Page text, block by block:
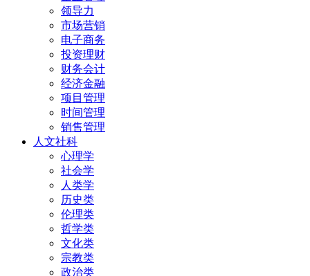
领导力
市场营销
电子商务
投资理财
财务会计
经济金融
项目管理
时间管理
销售管理
人文社科
心理学
社会学
人类学
历史类
伦理类
哲学类
文化类
宗教类
政治类